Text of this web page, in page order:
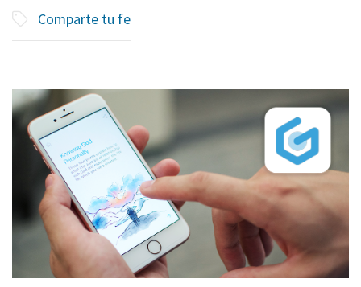
Comparte tu fe